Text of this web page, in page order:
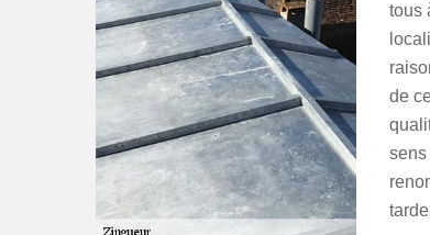
tous
de
sens